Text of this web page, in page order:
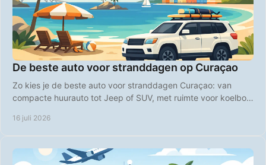
De beste auto voor stranddagen op Curaçao
Zo kies je de beste auto voor stranddagen Curaçao: van
compacte huurauto tot Jeep of SUV, met ruimte voor koelbox,
16 juli 2026